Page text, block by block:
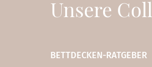
Unsere
BETTDECKEN-RATGEBER